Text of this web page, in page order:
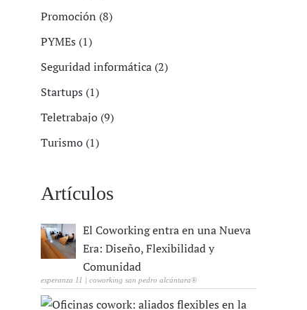
Promoción (8)
PYMEs (1)
Seguridad informática (2)
Startups (1)
Teletrabajo (9)
Turismo (1)
Artículos
El Coworking entra en una Nueva
Era: Diseño, Flexibilidad y
Comunidad
esperanza 11 | coworking san pedro alcántara®